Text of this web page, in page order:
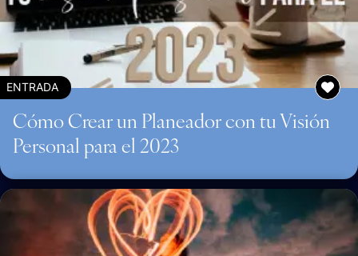
ENTRADA
Cómo Crear un Planeador con tu Visión
Personal para el 2023